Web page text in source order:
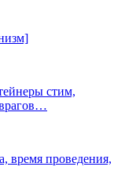
стим,
время проведения,